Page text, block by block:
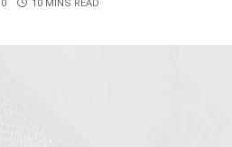
0 10 MINS READ